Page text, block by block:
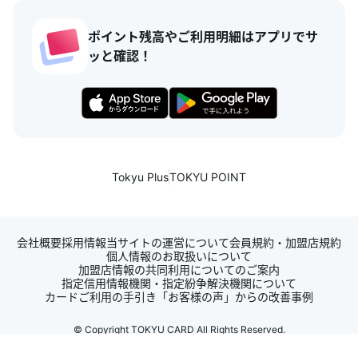
ポイント残高やご利用明細はアプリでサ
ッと確認！
Tokyu PlusTOKYU POINT
会社概要採用情報当サイトの運営について会員規約・加盟店規約
個人情報のお取扱いについて
加盟店情報の共同利用についてのご案内
指定信用情報機関・指定紛争解決機関について
カードご利用の手引き
「お客様の声」からの改善事例
© Copyright TOKYU CARD All Rights Reserved.